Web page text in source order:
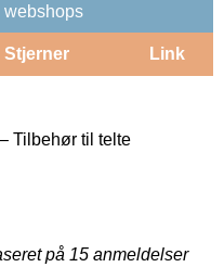
webshops
Stjerner Link
Tilbehør til telte
på 15 anmeldelser